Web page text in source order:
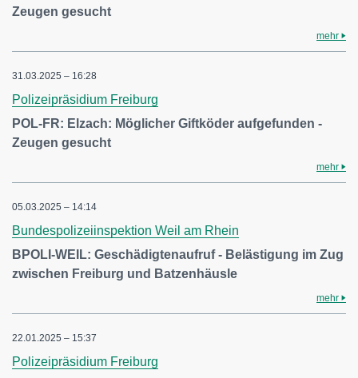
Zeugen gesucht
mehr
31.03.2025 – 16:28
Polizeipräsidium Freiburg
POL-FR: Elzach: Möglicher Giftköder aufgefunden -
Zeugen gesucht
mehr
05.03.2025 – 14:14
Bundespolizeiinspektion Weil am Rhein
BPOLI-WEIL: Geschädigtenaufruf - Belästigung im Zug
zwischen Freiburg und Batzenhäusle
mehr
22.01.2025 – 15:37
Polizeipräsidium Freiburg